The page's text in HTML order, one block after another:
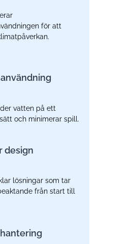
för att
vatten på ett
och minimerar spill.
design
lösningar som tar
från start till